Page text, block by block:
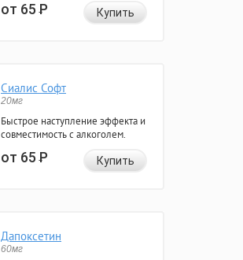
от 65Р Купить
Сиалис Софт
20мг
Быстрое наступление эффекта и
совместимость с алкоголем.
от 65Р Купить
Дапоксетин
60мг